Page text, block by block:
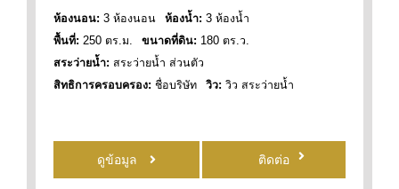
ห้องนอน: 3 ห้องนอน ห้องน้ำ: 3 ห้องน้ำ
พื้นที่: 250 ตร.ม. ขนาดที่ดิน: 180 ตร.ว.
สระว่ายน้ำ: สระว่ายน้ำ ส่วนตัว
สิทธิการครอบครอง: ชื่อบริษัท วิว: วิว สระว่ายน้ำ
ดูข้อมูล ติดต่อ